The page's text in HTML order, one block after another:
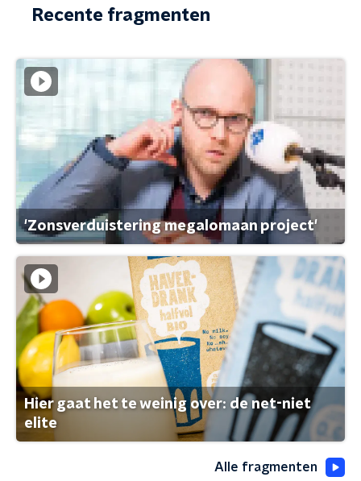
Recente fragmenten
'Zonsverduistering megalomaan project'
Hier gaat het te weinig over: de net-niet
elite
Alle fragmenten